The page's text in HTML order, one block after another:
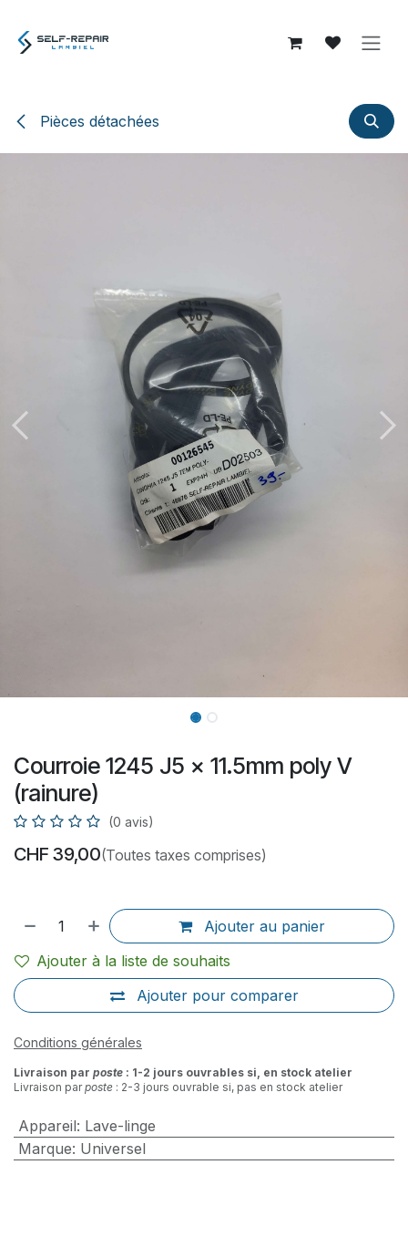
Pièces détachées
Courroie 1245 J5 x 11.5mm poly V
(rainure)
(0 avis)
CHF 39,00(Toutes taxes comprises)
Ajouter au panier
Ajouter pour comparer
Ajouter à la liste de souhaits
Conditions générales
Livraison par poste : 1-2 jours ouvrables si, en stock atelier
Livraison parposte : 2-3 jours ouvrable si, pas en stock atelier
Appareil: Lave-linge
Marque: Universel